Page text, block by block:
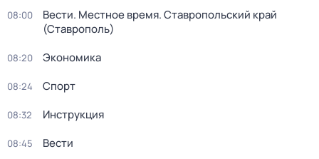
08:00
Вести. Местное время. Ставропольский край
(Ставрополь)
08:20 Экономика
08:24 Спорт
08:32 Инструкция
08:45 Вести